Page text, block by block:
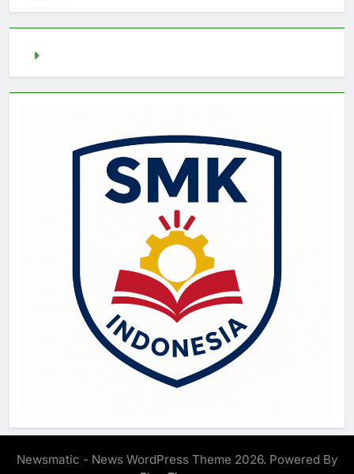
Newsmatic - News WordPress Theme 2026. Powered By